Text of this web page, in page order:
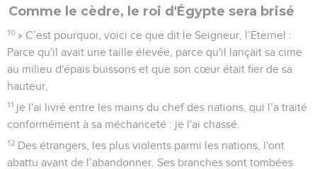
Comme le cèdre, le roi d'Égypte sera brisé
10 » C’est pourquoi, voici ce que dit le Seigneur, l’Eternel :
Parce qu'il avait une taille élevée, parce qu'il lançait sa cime
au milieu d'épais buissons et que son cœur était fier de sa
hauteur,
11 je l'ai livré entre les mains du chef des nations, qui l’a traité
conformément à sa méchanceté : je l'ai chassé.
12 Des étrangers, les plus violents parmi les nations, l'ont
abattu avant de l’abandonner. Ses branches sont tombées